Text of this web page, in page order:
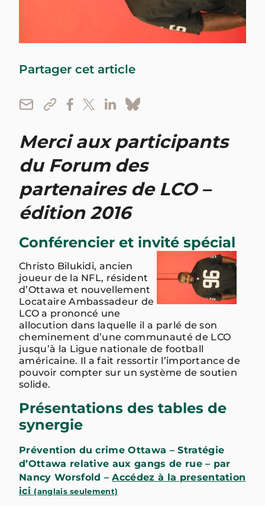
Partager cet article
Merci aux participants
du Forum des
partenaires de LCO –
édition 2016
Conférencier et invité spécial
Christo Bilukidi, ancien
joueur de la NFL, résident
d’Ottawa et nouvellement
Locataire Ambassadeur de
LCO a prononcé une
allocution dans laquelle il a parlé de son
cheminement d’une communauté de LCO
jusqu’à la Ligue nationale de football
américaine. Il a fait ressortir l’importance de
pouvoir compter sur un système de soutien
solide.
Présentations des tables de
synergie
Prévention du crime Ottawa – Stratégie
d’Ottawa relative aux gangs de rue – par
Nancy Worsfold –Accédez à la presentation
ici (anglais seulement)